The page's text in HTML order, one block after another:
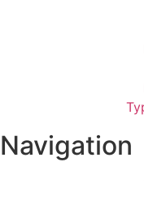
Navigation